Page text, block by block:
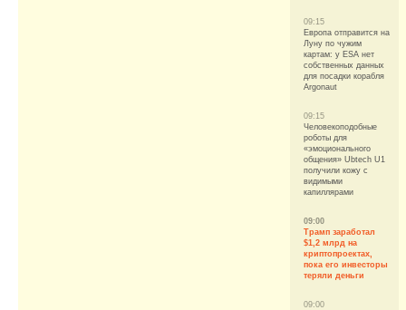
09:15
Европа отправится на
Луну по чужим
картам: у ESA нет
собственных данных
для посадки корабля
Argonaut
09:15
Человекоподобные
роботы для
«эмоционального
общения» Ubtech U1
получили кожу с
видимыми
капиллярами
09:00
Трамп заработал
$1,2 млрд на
криптопроектах,
пока его инвесторы
теряли деньги
09:00